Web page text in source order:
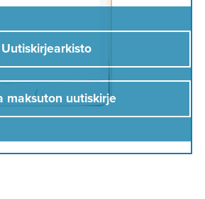
Uutiskirjearkisto
maksuton uutiskirje